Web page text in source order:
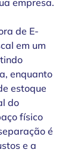
de E-
em um
enquanto
estoque
do
físico
é
e a